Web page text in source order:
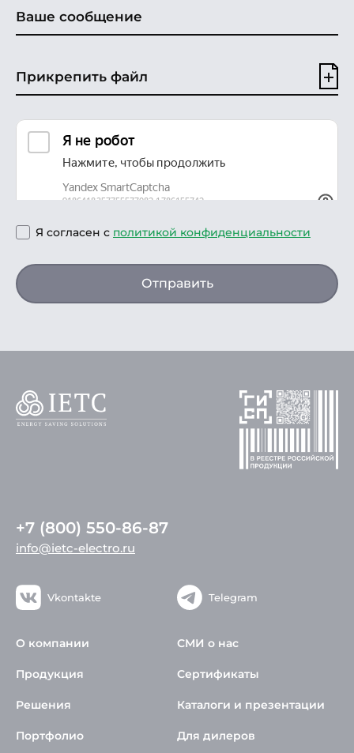
Прикрепить файл
Я согласен с политикой конфиденциальности
Отправить
+7 (800) 550-86-87
info@ietc-electro.ru
Vkontakte Telegram
О компании
Продукция
Решения
Портфолио
СМИ о нас
Сертификаты
Каталоги и презентации
Для дилеров